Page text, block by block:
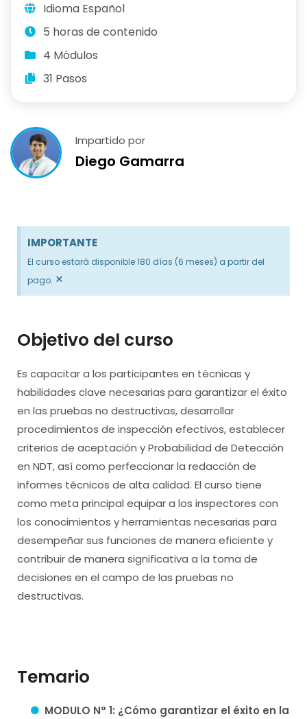
Idioma Español
5 horas de contenido
4 Módulos
31 Pasos
Impartido por
Diego Gamarra
IMPORTANTE
El curso estará disponible 180 días (6 meses) a partir del
pago. ×
Objetivo del curso
Es capacitar a los participantes en técnicas y
habilidades clave necesarias para garantizar el éxito
en las pruebas no destructivas, desarrollar
procedimientos de inspección efectivos, establecer
criterios de aceptación y Probabilidad de Detección
en NDT, así como perfeccionar la redacción de
informes técnicos de alta calidad. El curso tiene
como meta principal equipar a los inspectores con
los conocimientos y herramientas necesarias para
desempeñar sus funciones de manera eficiente y
contribuir de manera significativa a la toma de
decisiones en el campo de las pruebas no
destructivas.
Temario
MODULO N° 1: ¿Cómo garantizar el éxito en la